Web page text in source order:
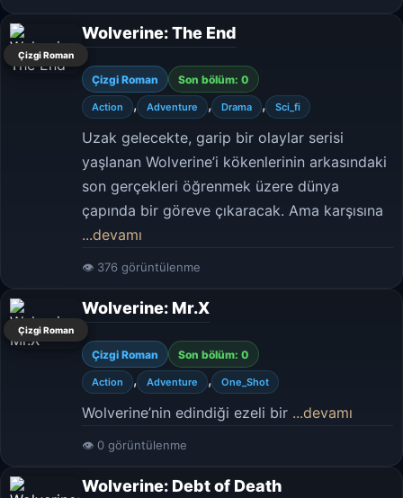
Çizgi Roman
Wolverine: The End
Çizgi Roman Son bölüm: 0
Action , Adventure , Drama , Sci_fi
Uzak gelecekte, garip bir olaylar serisi
yaşlanan Wolverine’i kökenlerinin arkasındaki
son gerçekleri öğrenmek üzere dünya
çapında bir göreve çıkaracak. Ama karşısına
...devamı
👁 376 görüntülenme
Çizgi Roman
Wolverine: Mr.X
Çizgi Roman Son bölüm: 0
Action , Adventure , One_Shot
Wolverine’nin edindiği ezeli bir ...devamı
👁 0 görüntülenme
Wolverine: Debt of Death